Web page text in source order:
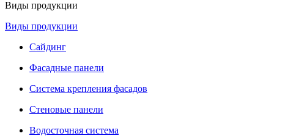
Виды продукции
Виды продукции
Сайдинг
Фасадные панели
Система крепления фасадов
Стеновые панели
Водосточная система